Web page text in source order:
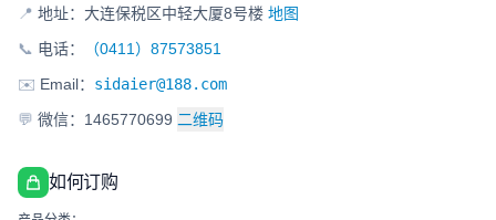
📍 地址：大连保税区中轻大厦8号楼 地图
📞 电话：
（0411）87573851
✉️ Email： sidaier@188.com
💬 微信：1465770699 二维码
如何订购